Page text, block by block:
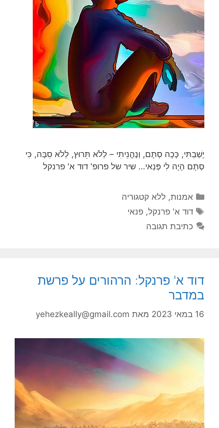
יָשַׁבְתִּי, כָּכָה סְתָם, וְנֶהֱנֵיתִי – לְלֹא תֵּרוּץ, לְלֹא סִבָּה, כִּי
סְתָם הָיָה לִי פְּנַאי… שיר של פרופ' דוד א' פרנקל
קטגוריות
אמנות, ללא קטגוריה
תגיות
דוד א' פרנקל,פנאי
כתיבת תגובה
דוד א' פרנקל: הרהורים על פרשת
במדבר
16 במאי 2023 מאת yehezkeally@gmail.com